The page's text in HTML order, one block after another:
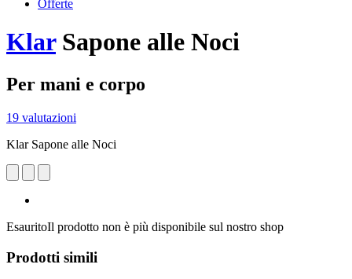
Offerte
KlarSapone alle Noci
Per mani e corpo
19 valutazioni
Klar Sapone alle Noci
EsauritoIl prodotto non è più disponibile sul nostro shop
Prodotti simili